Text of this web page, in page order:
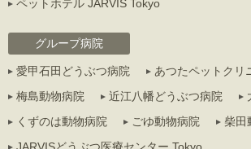
ペットホテル JARVIS Tokyo
グループ病院
愛甲石田どうぶつ病院
あつたペットクリ
梅島動物病院
近江八幡どうぶつ病院
くずのは動物病院
ごゆ動物病院
柴田